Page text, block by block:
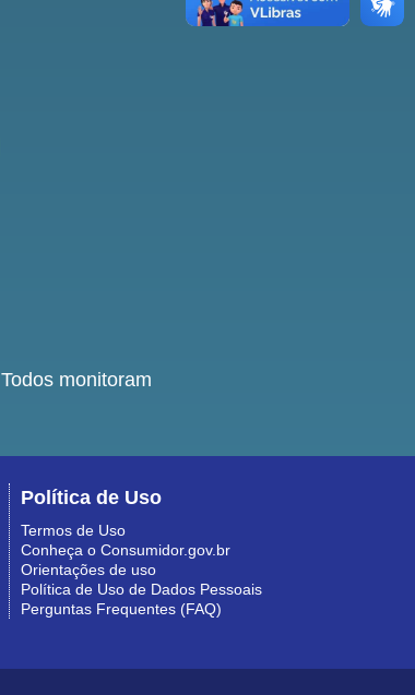
Todos monitoram
Política de Uso
Termos de Uso
Conheça o Consumidor.gov.br
Orientações de uso
Política de Uso de Dados Pessoais
Perguntas Frequentes (FAQ)